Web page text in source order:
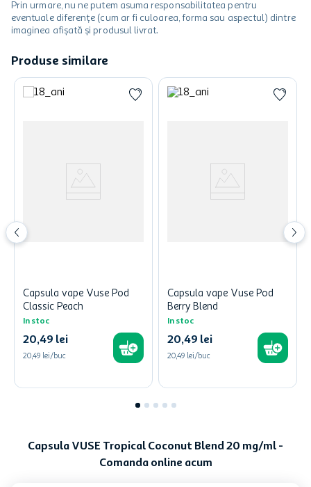
Prin urmare, nu ne putem asuma responsabilitatea pentru
eventuale diferențe (cum ar fi culoarea, forma sau aspectul) dintre
imaginea afișată și produsul livrat.
Produse similare
Capsula vape Vuse Pod
Classic Peach
In stoc
20,49 lei
20,49 lei/buc
Capsula vape Vuse Pod
Berry Blend
In stoc
20,49 lei
20,49 lei/buc
Capsula VUSE Tropical Coconut Blend 20 mg/ml -
Comanda online acum